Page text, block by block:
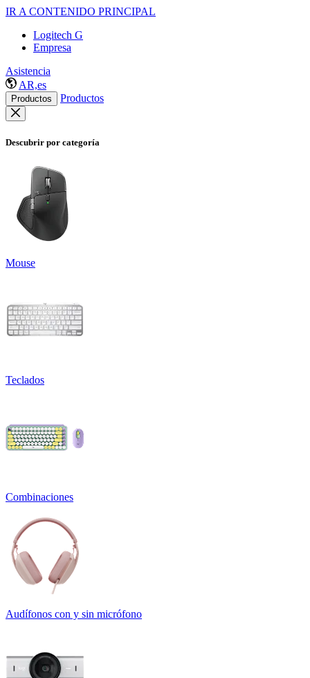
IR A CONTENIDO PRINCIPAL
Logitech G
Empresa
Asistencia
AR,es
Productos Productos
Descubrir por categoría
Mouse
Teclados
Combinaciones
Audífonos con y sin micrófono